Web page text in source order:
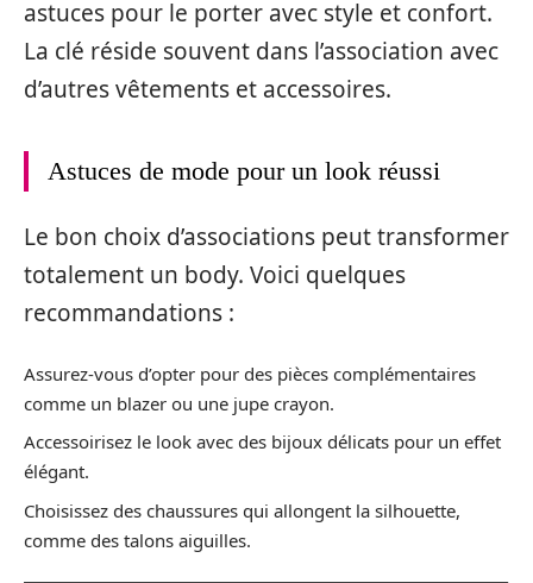
astuces pour le porter avec style et confort.
La clé réside souvent dans l’association avec
d’autres vêtements et accessoires.
Astuces de mode pour un look réussi
Le bon choix d’associations peut transformer
totalement un body. Voici quelques
recommandations :
Assurez-vous d’opter pour des pièces complémentaires
comme un blazer ou une jupe crayon.
Accessoirisez le look avec des bijoux délicats pour un effet
élégant.
Choisissez des chaussures qui allongent la silhouette,
comme des talons aiguilles.